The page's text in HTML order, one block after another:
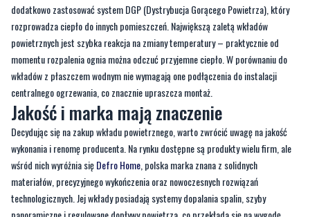
momentu rozpalenia ognia można odczuć przyjemne ciepło. W porównaniu do
wkładów z płaszczem wodnym nie wymagają one podłączenia do instalacji
centralnego ogrzewania, co znacznie upraszcza montaż.
Jakość i marka mają znaczenie
Decydując się na zakup wkładu powietrznego, warto zwrócić uwagę na jakość
wykonania i renomę producenta. Na rynku dostępne są produkty wielu firm, ale
wśród nich wyróżnia sięDefro Home, polska marka znana z solidnych
materiałów, precyzyjnego wykończenia oraz nowoczesnych rozwiązań
technologicznych. Jej wkłady posiadają systemy dopalania spalin, szyby
panoramiczne i regulowane dopływy powietrza, co przekłada się na wygodę
użytkowania i wysoką sprawność urządzenia.
Wybór urządzenia od sprawdzonego producenta to inwestycja w
bezpieczeństwo, trwałość oraz możliwość uzyskania wsparcia serwisowego w